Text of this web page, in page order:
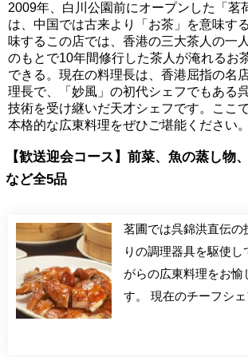
2009年、白川公園前にオープンした「茗
は、中国では古来より「お茶」を意味す
味するこの店では、香港の三大茶人の一
のもとで10年間修行した茶人が淹れるお
できる。現在の料理長は、香港屈指の名
理長で、「妙風」の初代シェフでもある
技術を受け継いだ天才シェフです。ここ
本格的な広東料理をぜひご堪能ください。
【歓送迎会コース】前菜、魚の蒸し物
など全5品
茗圃では呉錦洪直伝の
りの調理器具を駆使
がらの広東料理をお愉
す。 現在のチーフシ
圃】初代料理長から直